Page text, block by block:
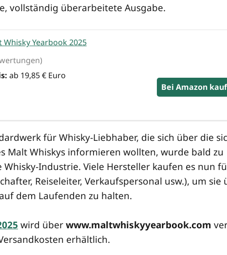
voll­stän­dig über­ar­bei­te­te Ausgabe.
Whis­ky Year­book 2025
ab 19,85 € Euro
Bei Ama­zon
für Whis­ky-Lieb­ha­ber, die sich über die
Malt Whis­kys infor­mie­ren woll­ten, wur­de bald zu
Indus­trie. Vie­le Her­stel­ler kau­fen es nun
Rei­se­lei­ter, Ver­kaufs­per­so­nal usw.), um sie
dem Lau­fen­den zu halten.
wird überwww.maltwhiskyyearbook.com
erhältlich.